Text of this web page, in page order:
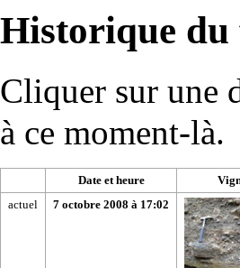
Historique
Cliquer sur une
à ce moment-là.
Date et heure
actuel
7 octobre 2008 à 17:02